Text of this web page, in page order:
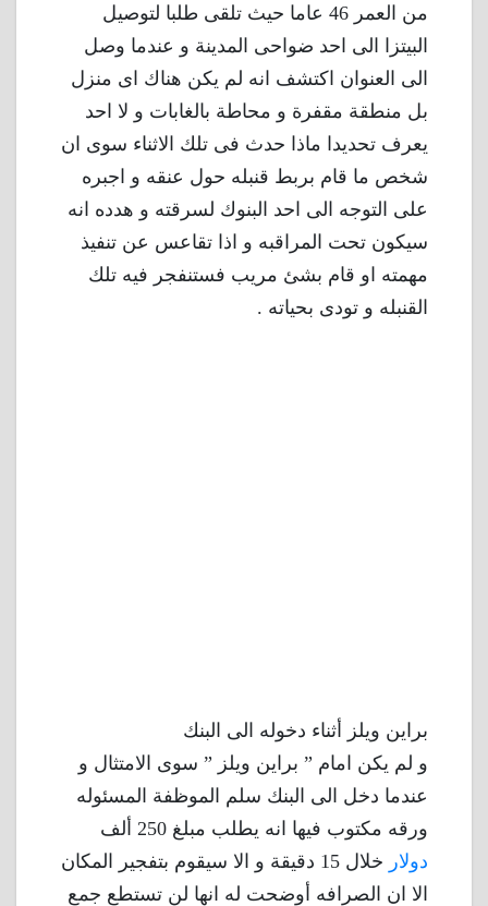
من العمر 46 عاما حيث تلقى طلبا لتوصيل
البيتزا الى احد ضواحى المدينة و عندما وصل
الى العنوان اكتشف انه لم يكن هناك اى منزل
بل منطقة مقفرة و محاطة بالغابات و لا احد
يعرف تحديدا ماذا حدث فى تلك الاثناء سوى ان
شخص ما قام بربط قنبله حول عنقه و اجبره
على التوجه الى احد البنوك لسرقته و هدده انه
سيكون تحت المراقبه و اذا تقاعس عن تنفيذ
مهمته او قام بشئ مريب فستنفجر فيه تلك
القنبله و تودى بحياته .
براين ويلز أثناء دخوله الى البنك
و لم يكن امام ” براين ويلز ” سوى الامتثال و
عندما دخل الى البنك سلم الموظفة المسئوله
ورقه مكتوب فيها انه يطلب مبلغ 250 ألف
دولار
خلال 15 دقيقة و الا سيقوم بتفجير المكان
الا ان الصرافه أوضحت له انها لن تستطع جمع